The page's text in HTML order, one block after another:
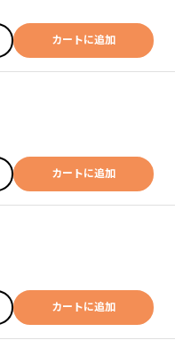
カートに追加
カートに追加
カートに追加